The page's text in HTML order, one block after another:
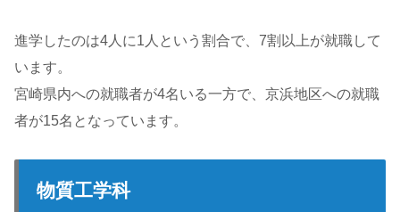
進学したのは4人に1人という割合で、7割以上が就職して
います。
宮崎県内への就職者が4名いる一方で、京浜地区への就職
者が15名となっています。
物質工学科